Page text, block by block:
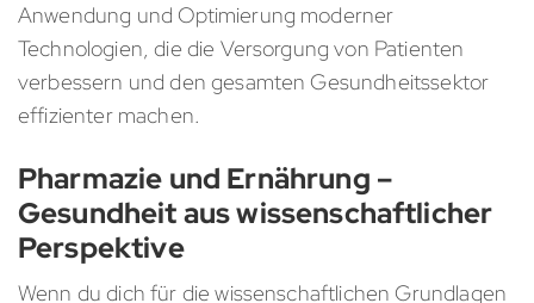
Anwendung und Optimierung moderner
Technologien, die die Versorgung von Patienten
verbessern und den gesamten Gesundheitssektor
effizienter machen.
Pharmazie und Ernährung –
Gesundheit aus wissenschaftlicher
Perspektive
Wenn du dich für die wissenschaftlichen Grundlagen